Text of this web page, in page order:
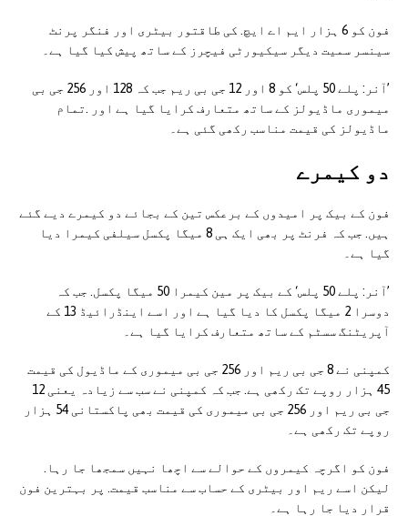
فون کو 6 ہزار ایم اے ایچ. کی طاقتور بیٹری اور فنگر پرنٹ
سینسر سمیت دیگر سیکیورٹی فیچرز کے ساتھ پیش کیا گیا ہے۔
’آنر: پلے 50 پلس‘ کو 8 اور 12 جی بی ریم جب کہ 128 اور 256 جی بی
میموری ماڈیولز کے ساتھ متعارف کرایا گیا ہے اور .تمام
ماڈیولز کی قیمت مناسب رکھی گئی ہے۔
دو کیمرے
فون کے بیک پر امیدوں کے برعکس تین کے بجائے دو کیمرے دیے گئے
ہیں. جب کہ فرنٹ پر بھی ایک ہی 8 میگا پکسل سیلفی کیمرا دیا
گیا ہے۔
’آنر: پلے 50 پلس‘ کے بیک پر مین کیمرا 50 میگا پکسل. جب کہ
دوسرا 2 میگا پکسل کا دیا گیا ہے اور اسے اینڈرائیڈ 13 کے
آپریٹنگ سسٹم کے ساتھ متعارف کرایا گیا ہے۔
کمپنی نے 8 جی بی ریم اور 256 جی بی میموری کے ماڈیول کی قیمت
45 ہزار روپے تک رکھی ہے. جب کہ کمپنی نے سب سے زیادہ یعنی 12
جی بی ریم اور 256 جی بی میموری کی قیمت بھی پاکستانی 54 ہزار
روپے تک رکھی ہے۔
فون کو اگرچہ کیمروں کے حوالے سے اچھا نہیں سمجھا جا رہا.
لیکن اسے ریم اور بیٹری کے حساب سے مناسب قیمت. پر بہترین فون
قرار دیا جا رہا ہے۔